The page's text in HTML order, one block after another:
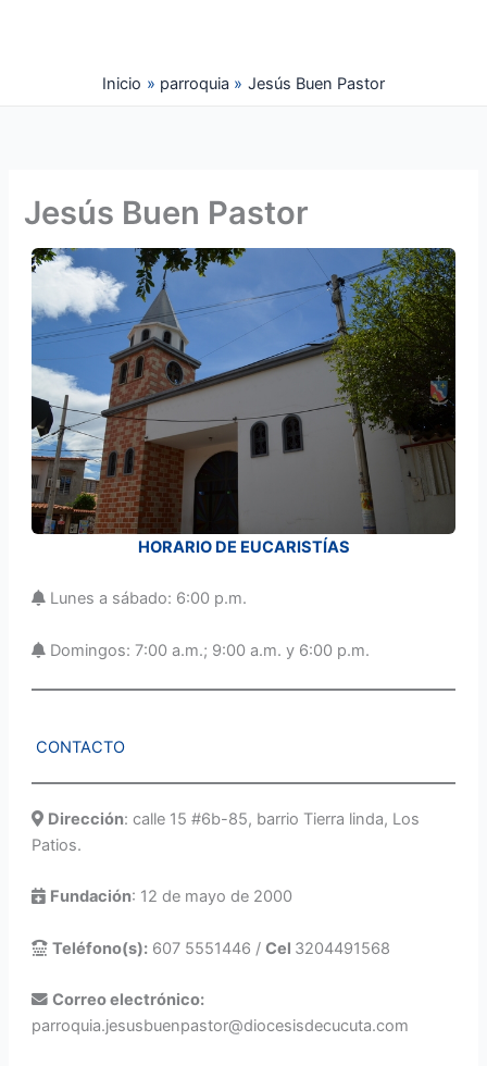
Inicio
parroquia Jesús Buen Pastor
Jesús Buen Pastor
HORARIO DE EUCARISTÍAS
Lunes a sábado: 6:00 p.m.
Domingos: 7:00 a.m.; 9:00 a.m. y 6:00 p.m.
CONTACTO
Dirección: calle 15 #6b-85, barrio Tierra linda, Los
Patios.
Fundación: 12 de mayo de 2000
Teléfono(s):607 5551446 / Cel 3204491568
Correo electrónico:
parroquia.jesusbuenpastor@diocesisdecucuta.com